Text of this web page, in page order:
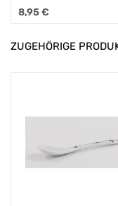
Moin Moin (Indisch-
8,95€
ZUGEHÖRIGE